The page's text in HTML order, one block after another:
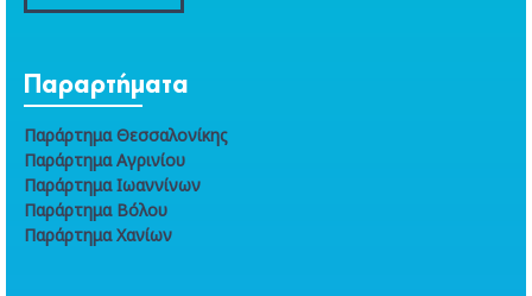
Παραρτήματα
Παράρτημα Θεσσαλονίκης
Παράρτημα Αγρινίου
Παράρτημα Ιωαννίνων
Παράρτημα Βόλου
Παράρτημα Χανίων